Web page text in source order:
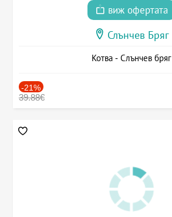
виж офертата
Слънчев Бряг
Котва - Слънчев бряг
-21%
39.88€